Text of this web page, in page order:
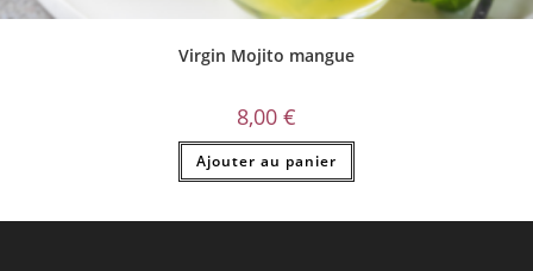
Virgin Mojito mangue
8,00 €
Ajouter au panier